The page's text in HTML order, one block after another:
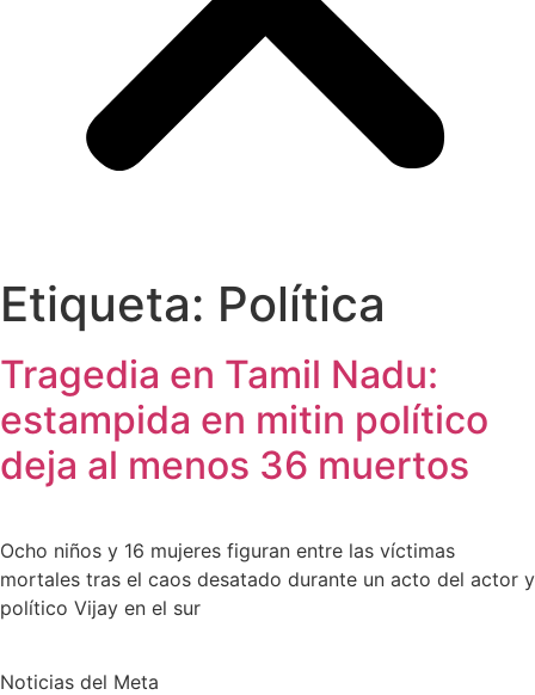
Etiqueta: Política
Tragedia en Tamil Nadu:
estampida en mitin político
deja al menos 36 muertos
Ocho niños y 16 mujeres figuran entre las víctimas
mortales tras el caos desatado durante un acto del actor y
político Vijay en el sur
Noticias del Meta